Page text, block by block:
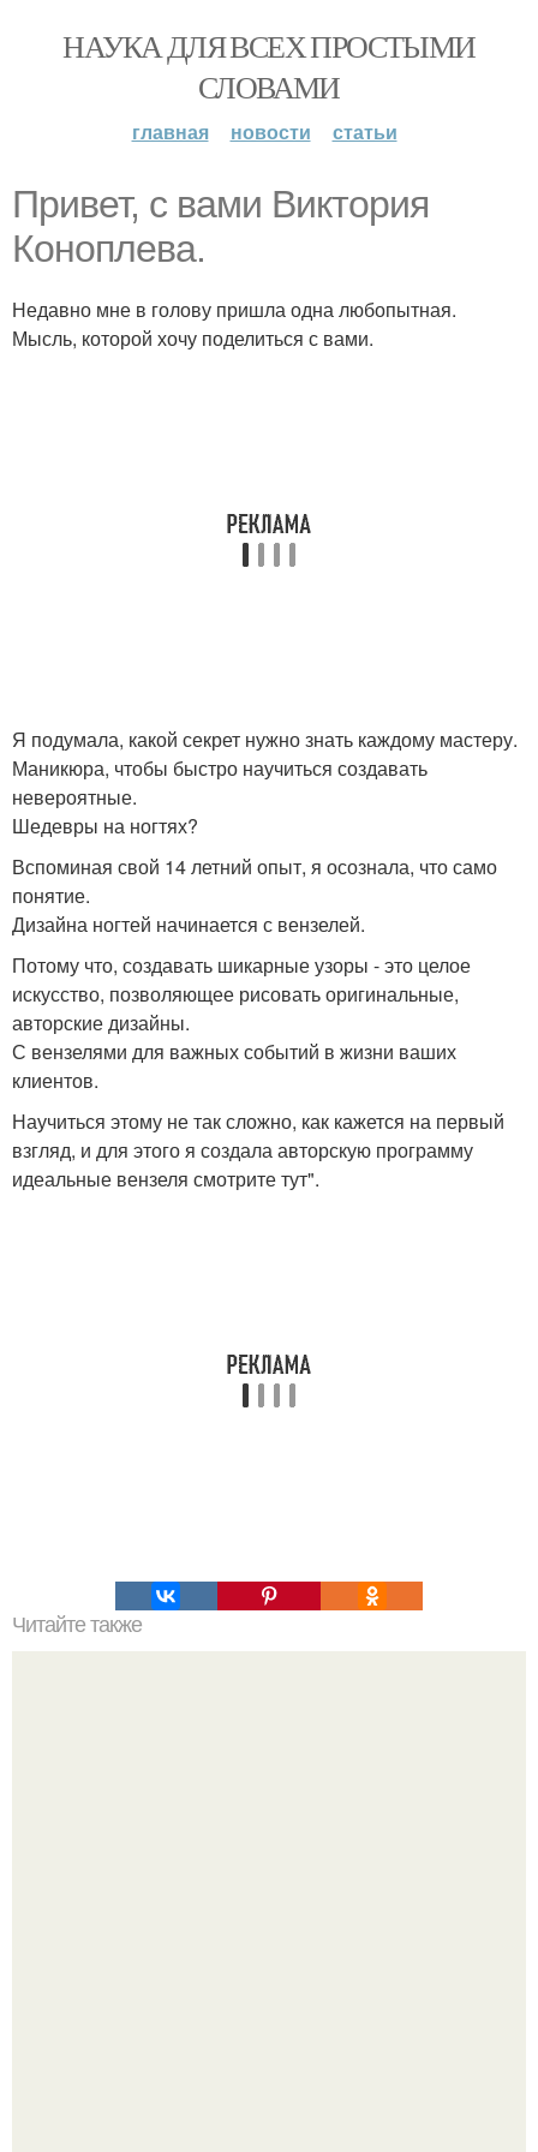
НАУКА ДЛЯ ВСЕХ ПРОСТЫМИ
СЛОВАМИ
главная новости статьи
Привет, с вами Виктория
Коноплева.
Недавно мне в голову пришла одна любопытная.
Мысль, которой хочу поделиться с вами.
Я подумала, какой секрет нужно знать каждому мастеру.
Маникюра, чтобы быстро научиться создавать
невероятные.
Шедевры на ногтях?
Вспоминая свой 14 летний опыт, я осознала, что само
понятие.
Дизайна ногтей начинается с вензелей.
Потому что, создавать шикарные узоры - это целое
искусство, позволяющее рисовать оригинальные,
авторские дизайны.
С вензелями для важных событий в жизни ваших
клиентов.
Научиться этому не так сложно, как кажется на первый
взгляд, и для этого я создала авторскую программу
идеальные вензеля смотрите тут".
Читайте также